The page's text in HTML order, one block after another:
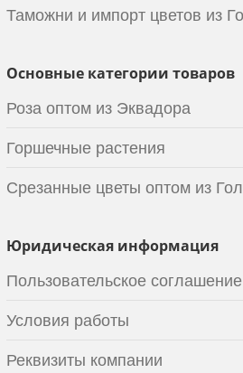
Таможни и импорт цветов из
Основные категории товаров
Роза оптом из Эквадора
Горшечные растения
Срезанные цветы оптом из
Юридическая информация
Пользовательское соглашение
Условия работы
Реквизиты компании